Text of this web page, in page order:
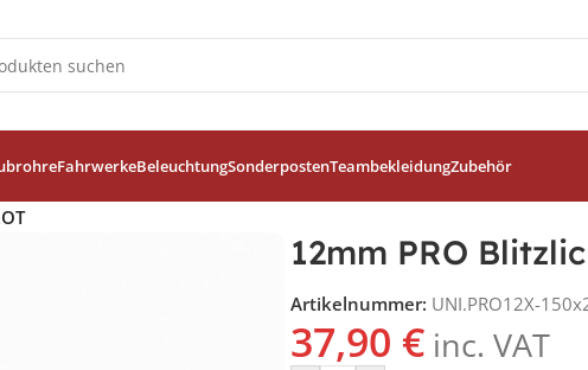
FahrwerkeBeleuchtungSonderpostenTeambekleidungZubehör
12mm PRO
Artikelnummer: UNI.PRO12X-
37,90 €inc. VAT